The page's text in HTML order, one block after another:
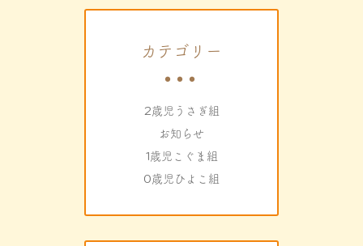
カテゴリー
2歳児うさぎ組
お知らせ
1歳児こぐま組
0歳児ひよこ組